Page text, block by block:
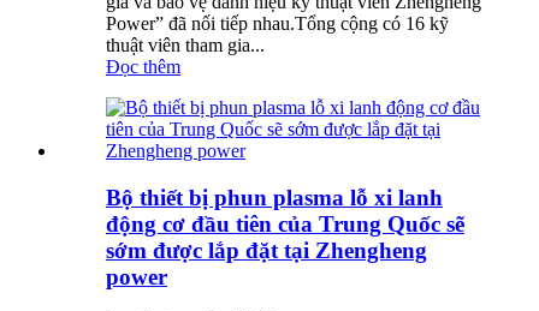
Power” đã nối tiếp nhau.Tổng cộng có 16 kỹ
thuật viên tham gia...
Đọc thêm
Bộ thiết bị phun plasma lỗ xi ​​lanh
động cơ đầu tiên của Trung Quốc sẽ
sớm được lắp đặt tại Zhengheng
power